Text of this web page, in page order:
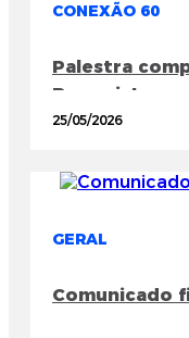
CONEXÃO 60
Palestra
Burmeister
25/05/2026
GERAL
Comunicado